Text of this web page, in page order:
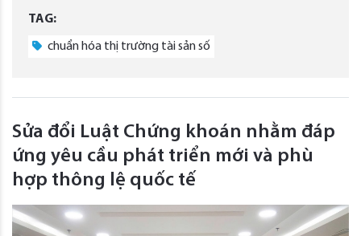
TAG:
chuẩn hóa thị trường tài sản số
Sửa đổi Luật Chứng khoán nhằm đáp
ứng yêu cầu phát triển mới và phù
hợp thông lệ quốc tế